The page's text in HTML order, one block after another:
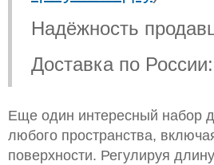
Надёжность
Доставка по
Еще один интересный набор
любого пространства,
поверхности. Регулируя